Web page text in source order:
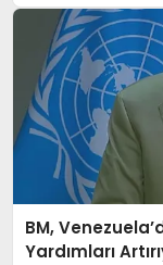
BM,
Yardımları